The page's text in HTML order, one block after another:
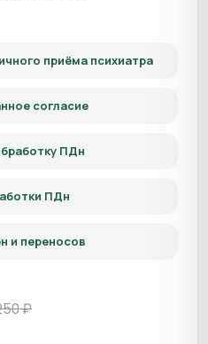
приёма психиатра
согласие
ПДн
ПДн
и переносов
₽